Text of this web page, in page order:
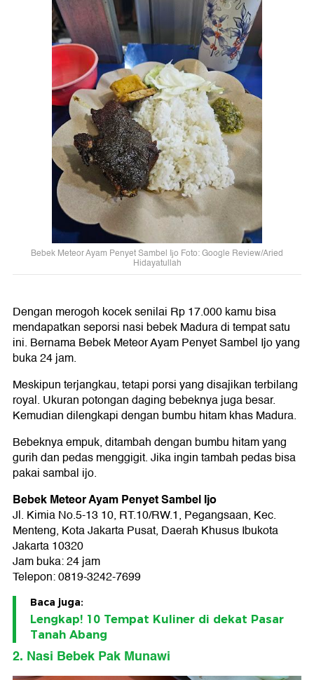
Bebek Meteor Ayam Penyet Sambel Ijo Foto: Google Review/Aried
Hidayatullah
Dengan merogoh kocek senilai Rp 17.000 kamu bisa
mendapatkan seporsi nasi bebek Madura di tempat satu
ini. Bernama Bebek Meteor Ayam Penyet Sambel Ijo yang
buka 24 jam.
Meskipun terjangkau, tetapi porsi yang disajikan terbilang
royal. Ukuran potongan daging bebeknya juga besar.
Kemudian dilengkapi dengan bumbu hitam khas Madura.
Bebeknya empuk, ditambah dengan bumbu hitam yang
gurih dan pedas menggigit. Jika ingin tambah pedas bisa
pakai sambal ijo.
Bebek Meteor Ayam Penyet Sambel Ijo
Jl. Kimia No.5-13 10, RT.10/RW.1, Pegangsaan, Kec.
Menteng, Kota Jakarta Pusat, Daerah Khusus Ibukota
Jakarta 10320
Jam buka: 24 jam
Telepon: 0819-3242-7699
Baca juga:
Lengkap! 10 Tempat Kuliner di dekat Pasar
Tanah Abang
2. Nasi Bebek Pak Munawi